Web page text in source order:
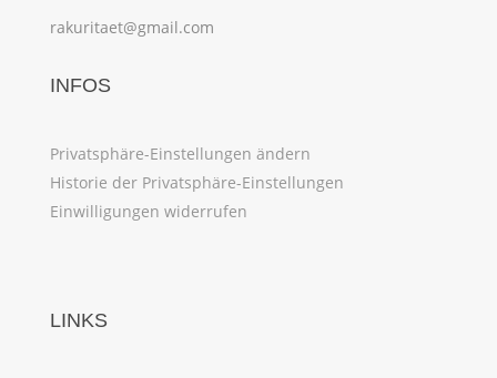
rakuritaet@gmail.com
INFOS
Privatsphäre-Einstellungen ändern
Historie der Privatsphäre-Einstellungen
Einwilligungen widerrufen
LINKS